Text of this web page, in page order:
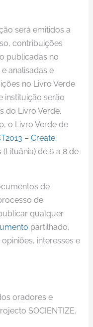
será emitidos a
contribuições
publicadas no
e analisadas e
no Livro Verde
instituição serão
do Livro Verde.
o Livro Verde de
– Create,
de 6 a 8 de
de
de
qualquer
partilhado.
interesses e
oradores e
SOCIENTIZE.